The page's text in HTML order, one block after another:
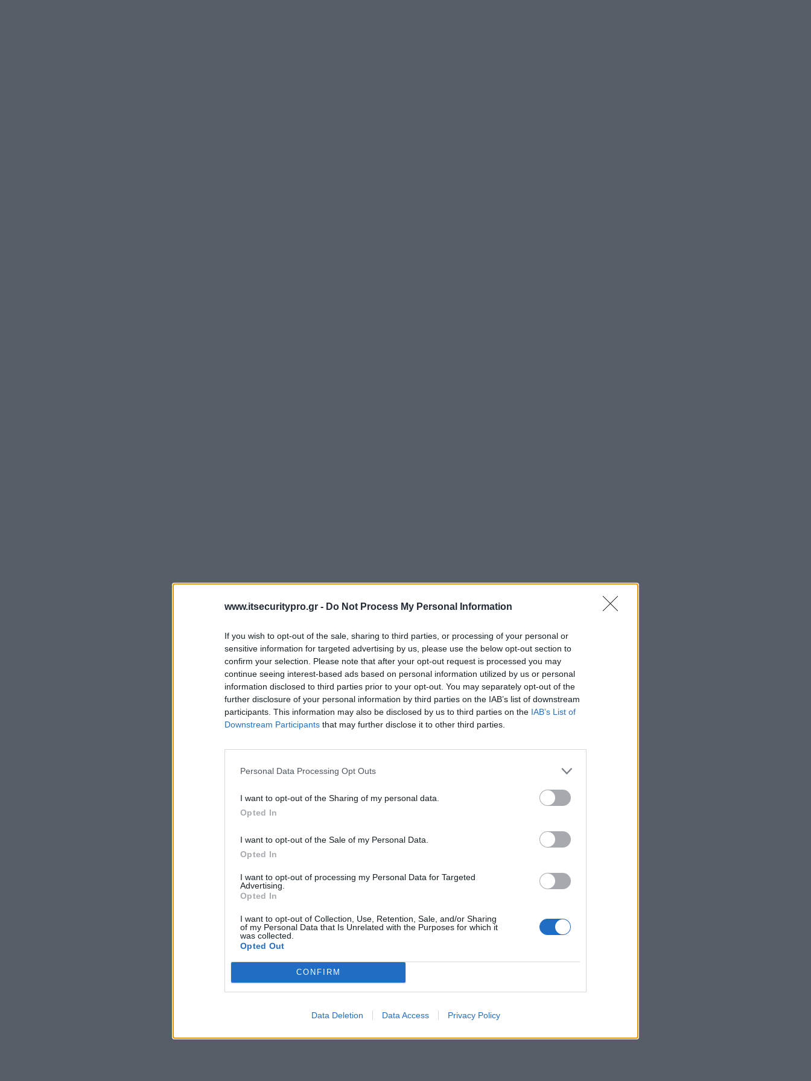
www.itsecuritypro.gr - Do Not Process My Personal Information
If you wish to opt-out of the sale, sharing to third parties, or processing of your personal or
sensitive information for targeted advertising by us, please use the below opt-out section to
confirm your selection. Please note that after your opt-out request is processed you may
continue seeing interest-based ads based on personal information utilized by us or personal
information disclosed to third parties prior to your opt-out. You may separately opt-out of the
further disclosure of your personal information by third parties on the IAB’s list of downstream
participants. This information may also be disclosed by us to third parties on the IAB’s List of
Downstream Participants that may further disclose it to other third parties.
Personal Data Processing Opt Outs
I want to opt-out of the Sharing of my personal data.
Opted In
I want to opt-out of the Sale of my Personal Data.
Opted In
I want to opt-out of processing my Personal Data for Targeted
Advertising.
Opted In
I want to opt-out of Collection, Use, Retention, Sale, and/or Sharing
of my Personal Data that Is Unrelated with the Purposes for which it
was collected.
Opted Out
CONFIRM
Data Deletion Data Access Privacy Policy